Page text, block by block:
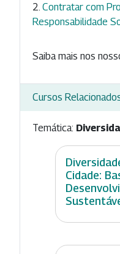
Contratar com
Responsabilidade
Saiba mais nos
Cursos
Temática:
Cidade: